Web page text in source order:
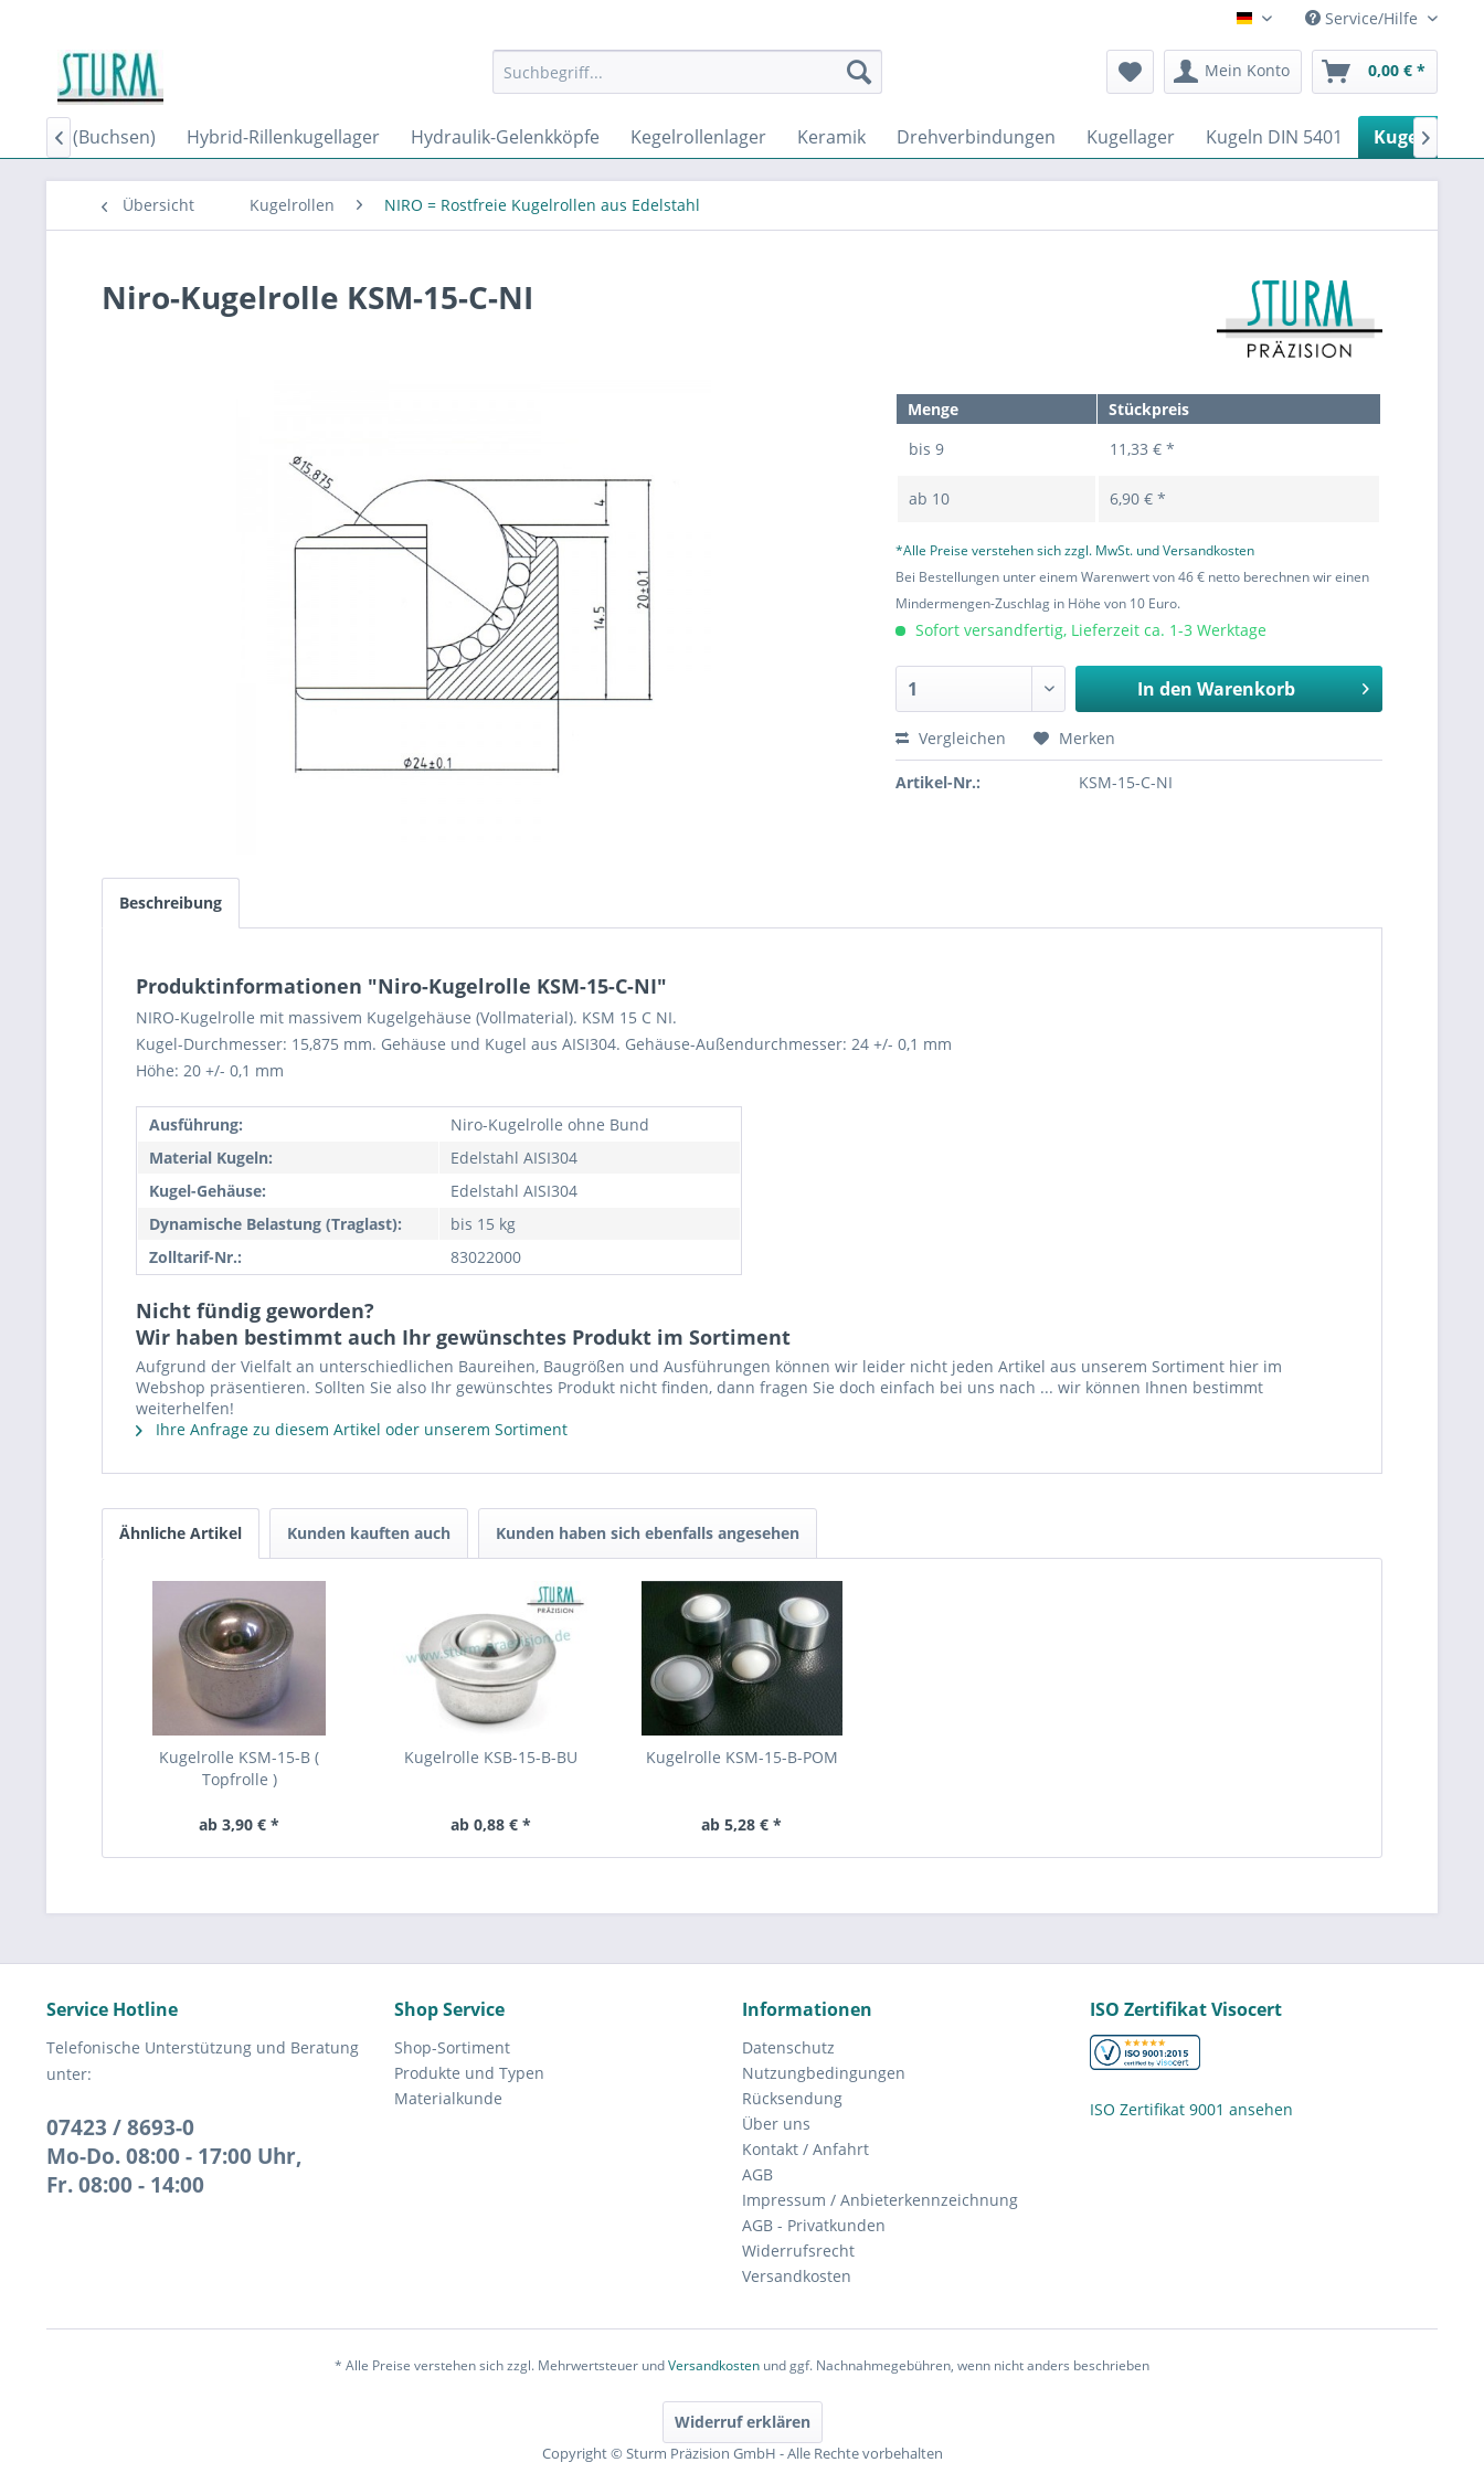
Deutsch Service/Hilfe
Mein Konto 0,00 € *
(Buchsen) Hybrid-Rillenkugellager Hydraulik-Gelenkköpfe Kegelrollenlager Keramik Drehverbindungen Kugellager Kugeln DIN 5401 Kugelrollen
 
Übersicht Kugelrollen NIRO = Rostfreie Kugelrollen aus Edelstahl
Niro-Kugelrolle KSM-15-C-NI
Menge
Stückpreis
bis9 11,33 € *
ab 10 6,90 € *
*Alle Preise verstehen sich zzgl. MwSt. und Versandkosten
Bei Bestellungen unter einem Warenwert von 46 € netto berechnen wir einen
Mindermengen-Zuschlag in Höhe von 10 Euro.
Sofort versandfertig, Lieferzeit ca. 1-3 Werktage
In den Warenkorb
Vergleichen Merken
Artikel-Nr.: KSM-15-C-NI
Beschreibung
Produktinformationen "Niro-Kugelrolle KSM-15-C-NI"
NIRO-Kugelrolle mit massivem Kugelgehäuse (Vollmaterial). KSM 15 C NI.
Kugel-Durchmesser: 15,875 mm. Gehäuse und Kugel aus AISI304. Gehäuse-Außendurchmesser: 24 +/- 0,1 mm
Höhe: 20 +/- 0,1 mm
Ausführung:
Niro-Kugelrolle ohne Bund
Material Kugeln:
Edelstahl AISI304
Kugel-Gehäuse:
Edelstahl AISI304
Dynamische Belastung (Traglast):
bis 15 kg
Zolltarif-Nr.:
83022000
Nicht fündig geworden?
Wir haben bestimmt auch Ihr gewünschtes Produkt im Sortiment
Aufgrund der Vielfalt an unterschiedlichen Baureihen, Baugrößen und Ausführungen können wir leider nicht jeden Artikel aus unserem Sortiment hier im
Webshop präsentieren. Sollten Sie also Ihr gewünschtes Produkt nicht finden, dann fragen Sie doch einfach bei uns nach ... wir können Ihnen bestimmt
weiterhelfen!
Ihre Anfrage zu diesem Artikel oder unserem Sortiment
Ähnliche Artikel Kunden kauften auch Kunden haben sich ebenfalls angesehen
Kugelrolle KSM-15-B (
Topfrolle )
ab 3,90 € *
Kugelrolle KSB-15-B-BU
ab 0,88 € *
Kugelrolle KSM-15-B-POM
ab 5,28 € *
Service Hotline
Telefonische Unterstützung und Beratung
unter:
07423 / 8693-0
Mo-Do. 08:00 - 17:00 Uhr,
Fr. 08:00 - 14:00
Shop Service
Shop-Sortiment
Produkte und Typen
Materialkunde
Informationen
Datenschutz
Nutzungbedingungen
Rücksendung
Über uns
Kontakt / Anfahrt
AGB
Impressum / Anbieterkennzeichnung
AGB - Privatkunden
Widerrufsrecht
Versandkosten
ISO Zertifikat Visocert
ISO Zertifikat 9001 ansehen
* Alle Preise verstehen sich zzgl. Mehrwertsteuer undVersandkosten und ggf. Nachnahmegebühren, wenn nicht anders beschrieben
Widerruf erklären
Copyright © Sturm Präzision GmbH - Alle Rechte vorbehalten